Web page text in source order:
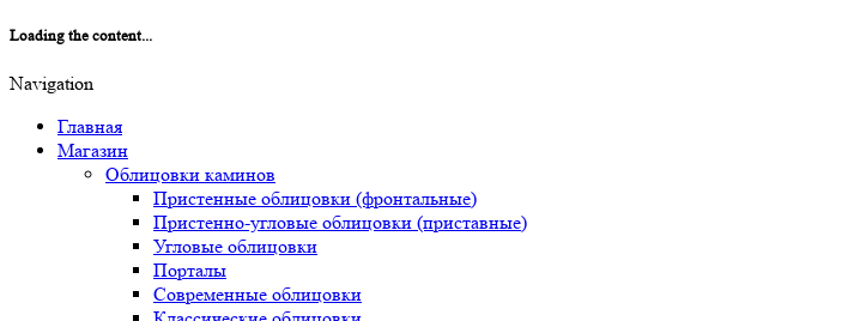
Loading the content...
Navigation
Главная
Магазин
Облицовки каминов
Пристенные облицовки (фронтальные)
Пристенно-угловые облицовки (приставные)
Угловые облицовки
Порталы
Современные облицовки